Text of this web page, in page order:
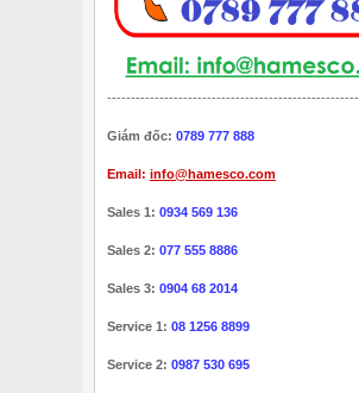
-----------------------------------------------------
Giám đốc: 0789 777 888
Email: info@hamesco.com
Sales 1: 0934 569 136
Sales 2: 077 555 8886
Sales 3: 0904 68 2014
Service 1: 08 1256 8899
Service 2: 0987 530 695